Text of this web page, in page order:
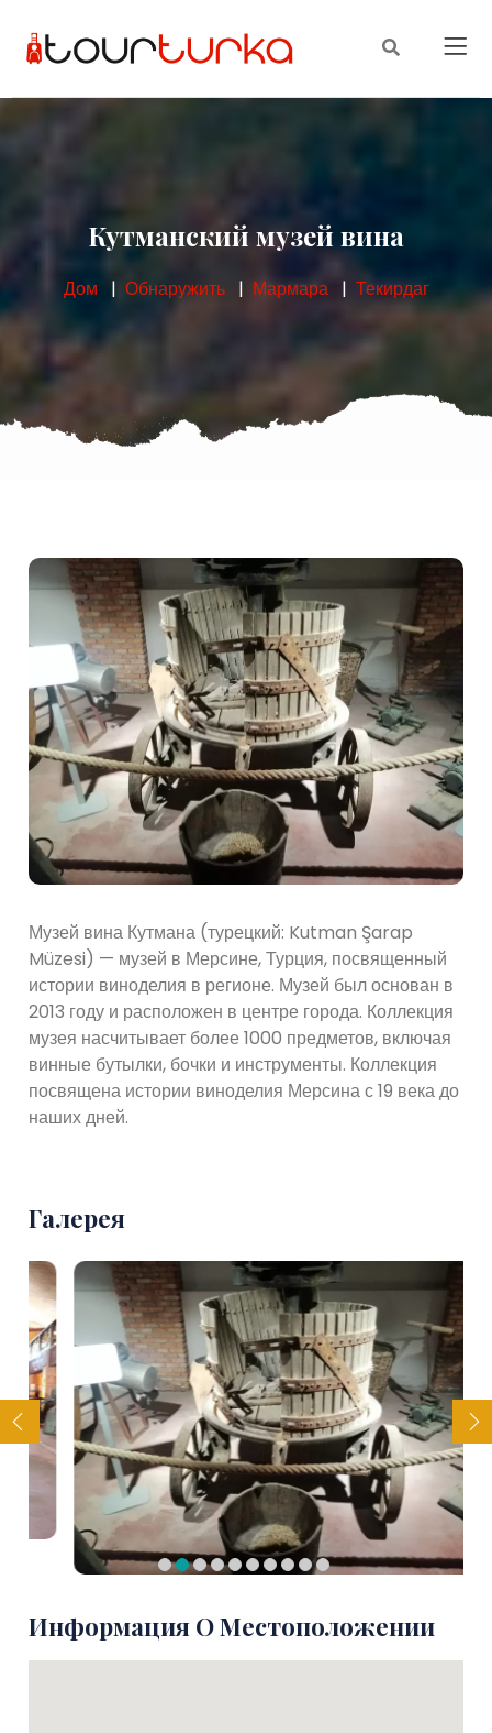
Кутманский музей вина
Дом Обнаружить Мармара Текирдаг
Музей вина Кутмана (турецкий: Kutman Şarap
Müzesi) — музей в Мерсине, Турция, посвященный
истории виноделия в регионе. Музей был основан в
2013 году и расположен в центре города. Коллекция
музея насчитывает более 1000 предметов, включая
винные бутылки, бочки и инструменты. Коллекция
посвящена истории виноделия Мерсина с 19 века до
наших дней.
Галерея
Информация О Местоположении